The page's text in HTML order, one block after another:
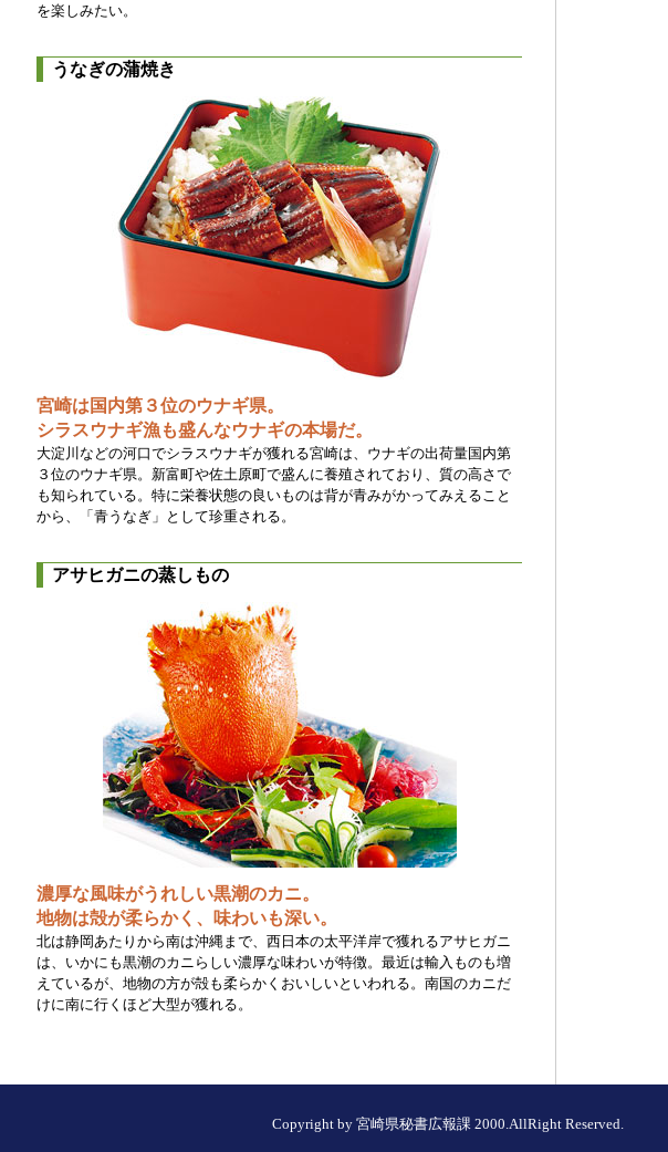
を楽しみたい。
うなぎの蒲焼き
宮崎は国内第３位のウナギ県。
シラスウナギ漁も盛んなウナギの本場だ。
大淀川などの河口でシラスウナギが獲れる宮崎は、ウナギの出荷量国内第
３位のウナギ県。新富町や佐土原町で盛んに養殖されており、質の高さで
も知られている。特に栄養状態の良いものは背が青みがかってみえること
から、「青うなぎ」として珍重される。
アサヒガニの蒸しもの
濃厚な風味がうれしい黒潮のカニ。
地物は殻が柔らかく、味わいも深い。
北は静岡あたりから南は沖縄まで、西日本の太平洋岸で獲れるアサヒガニ
は、いかにも黒潮のカニらしい濃厚な味わいが特徴。最近は輸入ものも増
えているが、地物の方が殻も柔らかくおいしいといわれる。南国のカニだ
けに南に行くほど大型が獲れる。
Copyright by 宮崎県秘書広報課 2000.AllRight Reserved.